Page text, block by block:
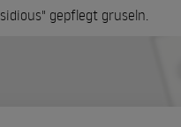
gepflegt gruseln.